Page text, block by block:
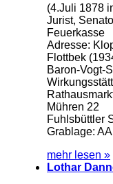
(4.Juli 1878
Jurist,
Feuerkasse
Adresse:
Flottbek
Baron-Vogt-
Mühren 22
Fuhlsbüttler
Grablage:
mehr lesen »
Lothar